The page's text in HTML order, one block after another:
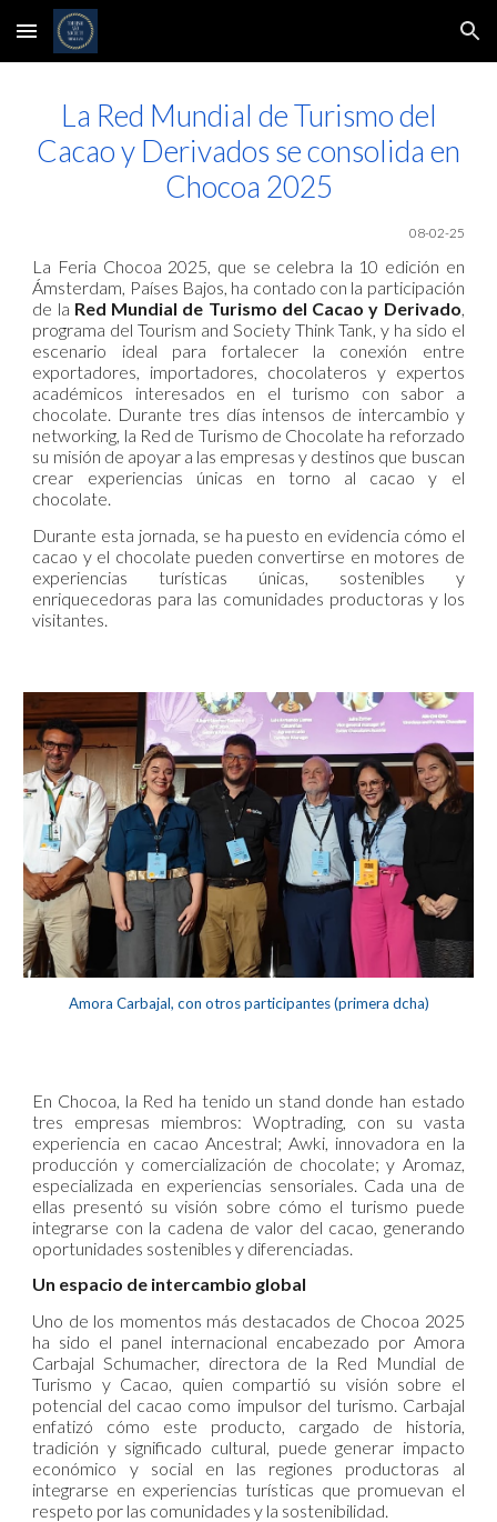
Skip to main content Skip to navigation
La Red Mundial de Turismo del
Cacao y Derivados se consolida en
Chocoa 2025
08-02-25
La Feria Chocoa 2025, que se celebra la 10 edición en
Ámsterdam, Países Bajos, ha contado con la participación
de la Red Mundial de Turismo del Cacao y Derivado,
programa del Tourism and Society Think Tank, y ha sido el
escenario ideal para fortalecer la conexión entre
exportadores, importadores, chocolateros y expertos
académicos interesados en el turismo con sabor a
chocolate. Durante tres días intensos de intercambio y
networking, la Red de Turismo de Chocolate ha reforzado
su misión de apoyar a las empresas y destinos que buscan
crear experiencias únicas en torno al cacao y el
chocolate.
Durante esta jornada, se ha puesto en evidencia cómo el
cacao y el chocolate pueden convertirse en motores de
experiencias turísticas únicas, sostenibles y
enriquecedoras para las comunidades productoras y los
visitantes.
Amora Carbajal, con otros participantes (primera dcha)
En Chocoa, la Red ha tenido un stand donde han estado
tres empresas miembros: Woptrading, con su vasta
experiencia en cacao Ancestral; Awki, innovadora en la
producción y comercialización de chocolate; y Aromaz,
especializada en experiencias sensoriales. Cada una de
ellas presentó su visión sobre cómo el turismo puede
integrarse con la cadena de valor del cacao, generando
oportunidades sostenibles y diferenciadas.
Un espacio de intercambio global
Uno de los momentos más destacados de Chocoa 2025
ha sido el panel internacional encabezado por Amora
Carbajal Schumacher, directora de la Red Mundial de
Turismo y Cacao, quien compartió su visión sobre el
potencial del cacao como impulsor del turismo. Carbajal
enfatizó cómo este producto, cargado de historia,
tradición y significado cultural, puede generar impacto
económico y social en las regiones productoras al
integrarse en experiencias turísticas que promuevan el
respeto por las comunidades y la sostenibilidad.